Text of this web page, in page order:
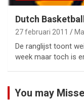
Dutch
27 februari 2011
De ranglijst toont
week maar toch is
You may